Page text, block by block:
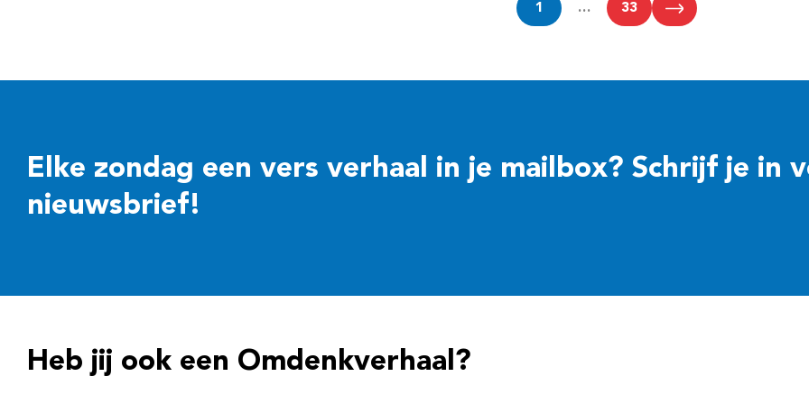
1 … 33
Elke zondag een vers verhaal in je mailbox? Schrijf je in
nieuwsbrief!
Heb jij ook een Omdenkverhaal?